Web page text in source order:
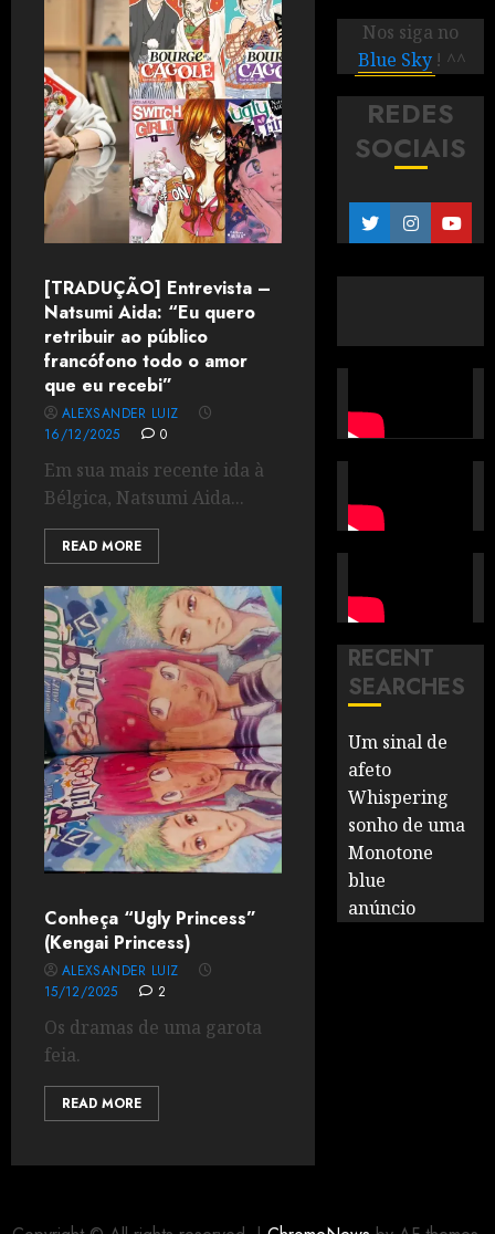
[TRADUÇÃO] Entrevista –
Natsumi Aida: “Eu quero
retribuir ao público
francófono todo o amor
que eu recebi”
ALEXSANDER LUIZ
16/12/2025
0
Em sua mais recente ida à
Bélgica, Natsumi Aida...
READ MORE
Conheça “Ugly Princess”
(Kengai Princess)
ALEXSANDER LUIZ
15/12/2025
2
Os dramas de uma garota
feia.
READ MORE
Nos siga no
Blue Sky ! ^^
REDES
SOCIAIS
RECENT
SEARCHES
Um sinal de
afeto
Whispering
sonho de uma
Monotone
blue
anúncio